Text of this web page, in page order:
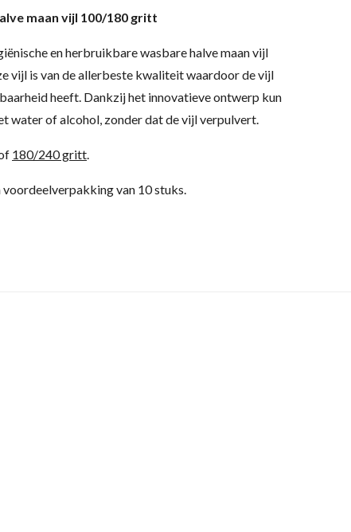
maan vijl 100/180 gritt
en herbruikbare wasbare halve maan vijl
vijl is van de allerbeste kwaliteit waardoor de vijl
heeft. Dankzij het innovatieve ontwerp kun
water of alcohol, zonder dat de vijl verpulvert.
180/240 gritt.
van 10 stuks.